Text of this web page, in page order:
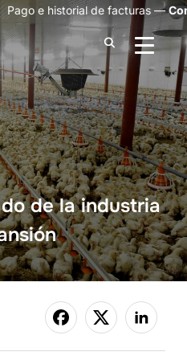
de facturas —Consulta
de la industria